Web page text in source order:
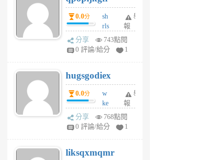
個
月
前
0.0分
sh
rls
k
m
6
個
月
前
舉
報
分享
743點閱
0 評論/給分
1
hugsgodiex
0.0分
w
ke
rv
pj
6
舉
報
分享
768點閱
0 評論/給分
1
liksqxmqmr